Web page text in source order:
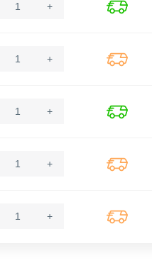
Quantity+
Quantity+
Quantity+
Quantity+
Quantity+